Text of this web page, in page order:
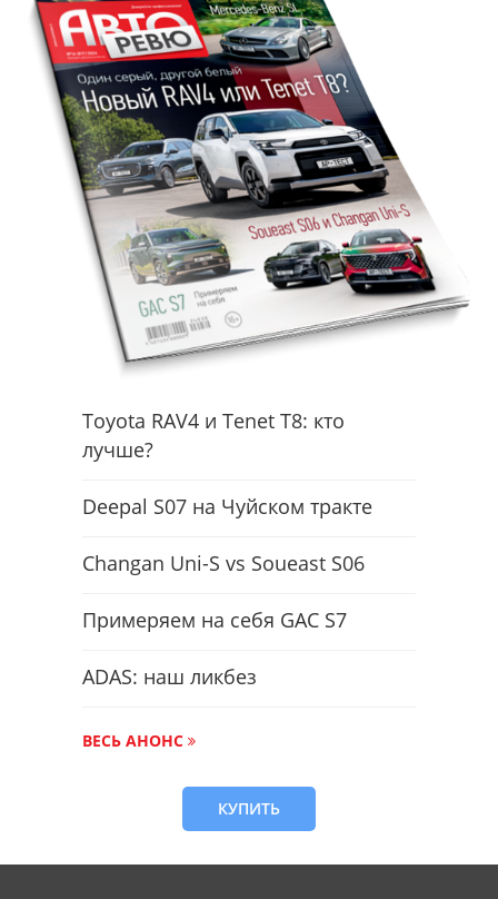
Toyota RAV4 и Tenet T8: кто
лучше?
Deepal S07 на Чуйском тракте
Changan Uni-S vs Soueast S06
Примеряем на себя GAC S7
ADAS: наш ликбез
ВЕСЬ АНОНС
КУПИТЬ